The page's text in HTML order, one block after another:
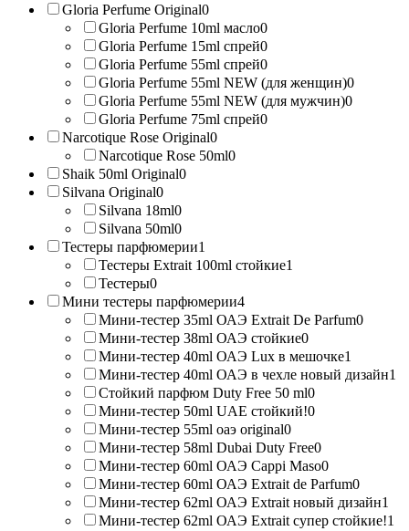
Gloria Perfume Original0
Gloria Perfume 10ml масло0
Gloria Perfume 15ml спрей0
Gloria Perfume 55ml спрей0
Gloria Perfume 55ml NEW (для женщин)0
Gloria Perfume 55ml NEW (для мужчин)0
Gloria Perfume 75ml спрей0
Narcotique Rose Original0
Narcotique Rose 50ml0
Shaik 50ml Original0
Silvana Original0
Silvana 18ml0
Silvana 50ml0
Тестеры парфюмерии1
Тестеры Extrait 100ml стойкие1
Тестеры0
Мини тестеры парфюмерии4
Мини-тестер 35ml ОАЭ Extrait De Parfum0
Мини-тестер 38ml ОАЭ стойкие0
Мини-тестер 40ml ОАЭ Lux в мешочке1
Мини-тестер 40ml ОАЭ в чехле новый дизайн1
Стойкий парфюм Duty Free 50 ml0
Мини-тестер 50ml UAE стойкий!0
Мини-тестер 55ml оаэ original0
Мини-тестер 58ml Dubai Duty Free0
Мини-тестер 60ml ОАЭ Cappi Maso0
Мини-тестер 60ml ОАЭ Extrait de Parfum0
Мини-тестер 62ml ОАЭ Extrait новый дизайн1
Мини-тестер 62ml ОАЭ Extrait супер стойкие!1